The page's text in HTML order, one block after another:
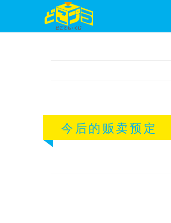
今后的贩卖预定